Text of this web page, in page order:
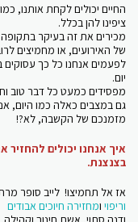
החיים יכולים לקחת אותנו,
ציפינו להן בכלל.
מכירים את זה בעיקר
של האירועים, או מחמיצים
יום.
מפסידים כמעט כל דבר טוב
גם במצבים כאלה כמו היום,
מזמנכם של הקשבה, לא?!
איך אנחנו יכולים
בצנצנת.
אז אל תחמיצו! לייב סופר
וריפוי ומחזירה חיוכים אבודים